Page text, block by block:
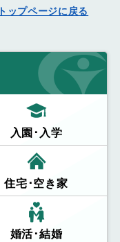
トップページに戻る
入園･入学
住宅･空き家
婚活･結婚